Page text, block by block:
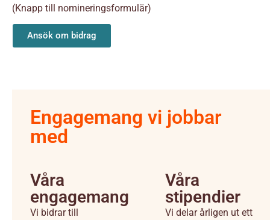
(Knapp till nomineringsformulär)
Ansök om bidrag
Engagemang vi jobbar
med
Våra
engagemang
Vi bidrar till
Våra
stipendier
Vi delar årligen ut ett